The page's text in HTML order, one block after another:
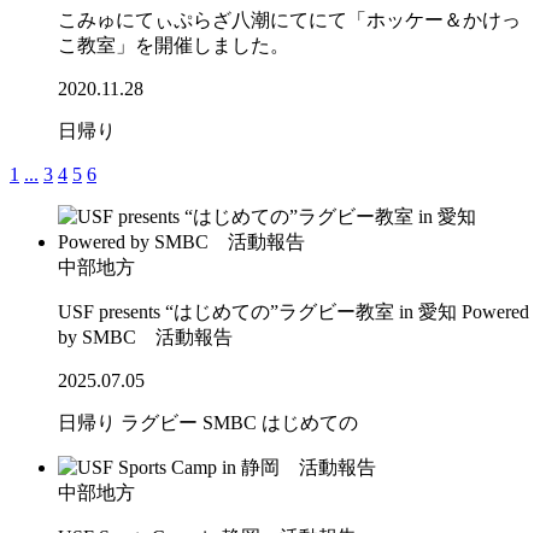
こみゅにてぃぷらざ八潮にてにて「ホッケー＆かけっ
こ教室」を開催しました。
2020.11.28
日帰り
1 ... 3 4 5 6
中部地方
USF presents “はじめての”ラグビー教室 in 愛知 Powered
by SMBC 活動報告
2025.07.05
日帰り ラグビー SMBC はじめての
中部地方